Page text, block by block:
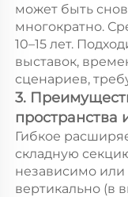
может быть
многократно.
10–15 лет.
выставок,
сценариев,
3.
пространства
Гибкое
складную
независимо или
вертикально (в